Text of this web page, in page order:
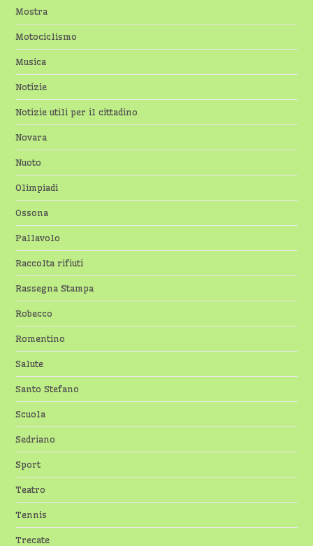
Mostra
Motociclismo
Musica
Notizie
Notizie utili per il cittadino
Novara
Nuoto
Olimpiadi
Ossona
Pallavolo
Raccolta rifiuti
Rassegna Stampa
Robecco
Romentino
Salute
Santo Stefano
Scuola
Sedriano
Sport
Teatro
Tennis
Trecate